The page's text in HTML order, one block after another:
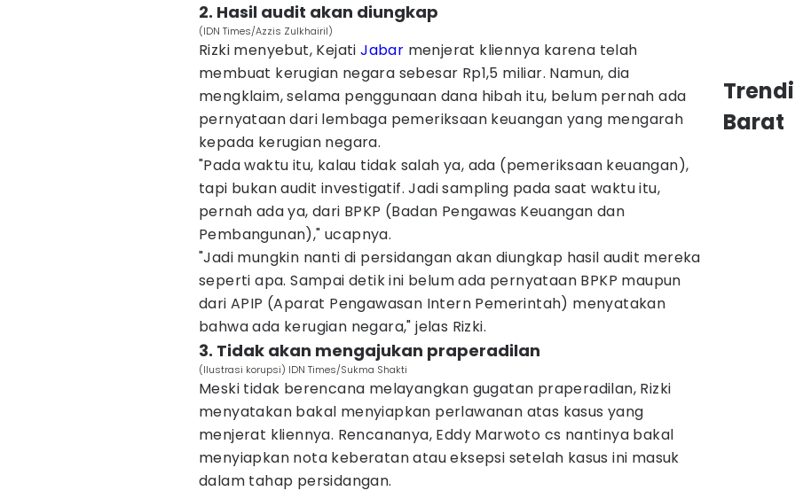
2. Hasil audit akan diungkap
(IDN Times/Azzis Zulkhairil)
Rizki menyebut, KejatiJabar menjerat kliennya karena telah
membuat kerugian negara sebesar Rp1,5 miliar. Namun, dia
mengklaim, selama penggunaan dana hibah itu, belum pernah ada
pernyataan dari lembaga pemeriksaan keuangan yang mengarah
kepada kerugian negara.
"Pada waktu itu, kalau tidak salah ya, ada (pemeriksaan keuangan),
tapi bukan audit investigatif. Jadi sampling pada saat waktu itu,
pernah ada ya, dari BPKP (Badan Pengawas Keuangan dan
Pembangunan)," ucapnya.
"Jadi mungkin nanti di persidangan akan diungkap hasil audit mereka
seperti apa. Sampai detik ini belum ada pernyataan BPKP maupun
dari APIP (Aparat Pengawasan Intern Pemerintah) menyatakan
bahwa ada kerugian negara," jelas Rizki.
3. Tidak akan mengajukan praperadilan
(Ilustrasi korupsi) IDN Times/Sukma Shakti
Meski tidak berencana melayangkan gugatan praperadilan, Rizki
menyatakan bakal menyiapkan perlawanan atas kasus yang
menjerat kliennya. Rencananya, Eddy Marwoto cs nantinya bakal
menyiapkan nota keberatan atau eksepsi setelah kasus ini masuk
dalam tahap persidangan.
Barat